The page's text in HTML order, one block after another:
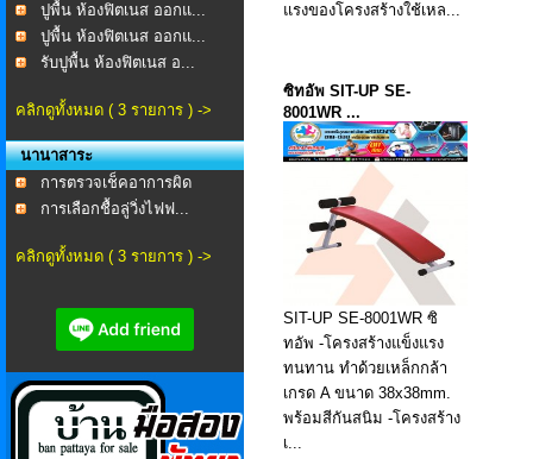
ปูพื้น ห้องฟิตเนส ออกแ...
ปูพื้น ห้องฟิตเนส ออกแ...
รับปูพื้น ห้องฟิตเนส อ...
คลิกดูทั้งหมด ( 3 รายการ ) ->
นานาสาระ
การตรวจเช็คอาการผิด
ปกต...การเลือกชื้อลู่วิ่งไฟฟ...
คลิกดูทั้งหมด ( 3 รายการ ) ->
แรงของโครงสร้างใช้เหล...
ซิทอัพ SIT-UP SE-
8001WR ...
SIT-UP SE-8001WR ซิ
ทอัพ -โครงสร้างแข็งแรง
ทนทาน ทำด้วยเหล็กกล้า
เกรด A ขนาด 38x38mm.
พร้อมสีกันสนิม -โครงสร้าง
เ...